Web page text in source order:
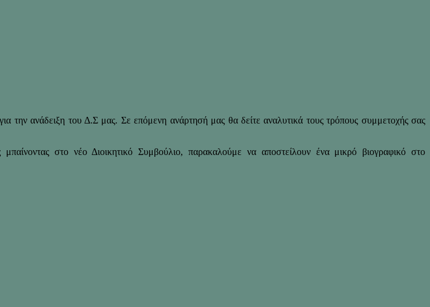
την ανάδειξη του Δ.Σ μας. Σε επόμενη ανάρτησή μας θα δείτε αναλυτικά τους τρόπους συμμετοχής σας
στο νέο Διοικητικό Συμβούλιο, παρακαλούμε να αποστείλουν ένα μικρό βιογραφικό στο